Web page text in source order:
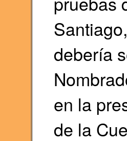
debería
en la
de la